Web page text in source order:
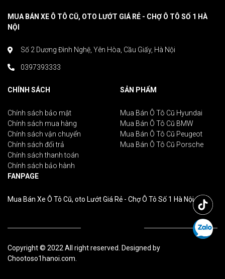
MUA BÁN XE Ô TÔ CŨ, OTO LƯỚT GIÁ RẺ - CHỢ Ô TÔ SỐ 1 HÀ
NỘI
Số 2 Dương Đình Nghệ, Yên Hòa, Cầu Giấy, Hà Nội
0397393333
CHÍNH SÁCH
Chính sách bảo mật
Chính sách mua hàng
Chính sách vận chuyển
Chính sách đổi trả
Chính sách thanh toán
Chính sách bảo hành
SẢN PHẨM
Mua Bán Ô Tô Cũ Hyundai
Mua Bán Ô Tô Cũ BMW
Mua Bán Ô Tô Cũ Peugeot
Mua Bán Ô Tô Cũ Porsche
FANPAGE
Mua Bán Xe Ô Tô Cũ, oto Lướt Giá Rẻ - Chợ Ô Tô Số 1 Hà Nội
Copyright © 2022 All right reserved. Designed by
Chootoso1hanoi.com.